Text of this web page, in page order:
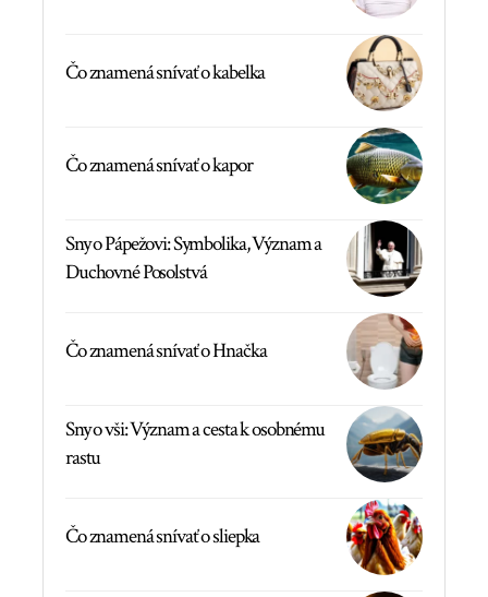
Čo znamená snívať o kabelka
Čo znamená snívať o kapor
Sny o Pápežovi: Symbolika, Význam a
Duchovné Posolstvá
Čo znamená snívať o Hnačka
Sny o vši: Význam a cesta k osobnému
rastu
Čo znamená snívať o sliepka